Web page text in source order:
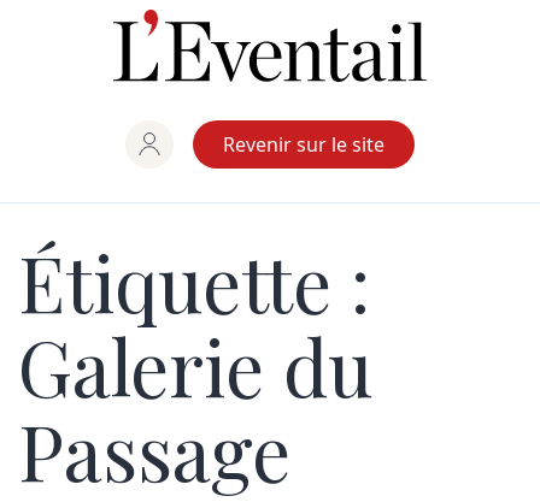
Revenir sur le site
Étiquette :
Galerie du
Passage